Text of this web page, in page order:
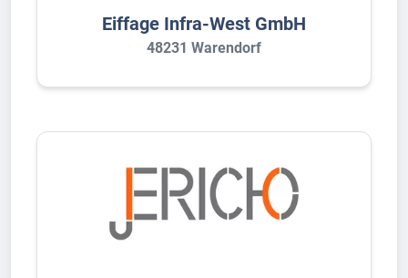
Eiffage Infra-West GmbH
48231 Warendorf